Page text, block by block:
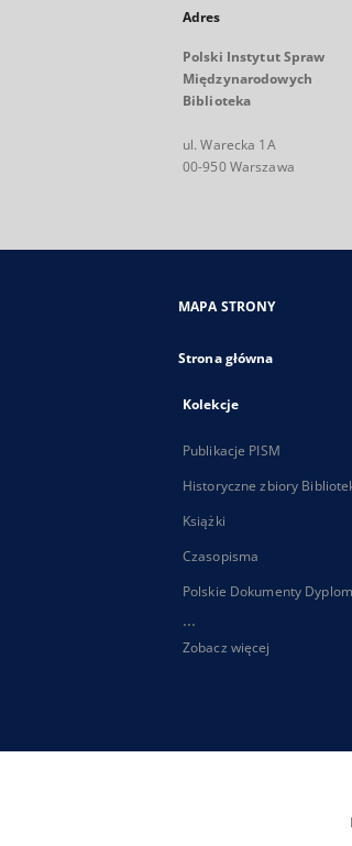
Adres
Polski Instytut Spraw
Międzynarodowych
Biblioteka
ul. Warecka 1A
00-950 Warszawa
MAPA STRONY
Strona główna
Kolekcje
Publikacje PISM
Historyczne zbiory
Książki
Czasopisma
Polskie Dokumenty
...
Zobacz więcej